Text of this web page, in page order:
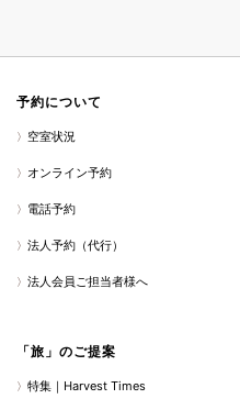
予約について
空室状況
オンライン予約
電話予約
法人予約（代行）
法人会員ご担当者様へ
「旅」のご提案
特集｜Harvest Times